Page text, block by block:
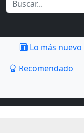
Lo más nuevo
Recomendado